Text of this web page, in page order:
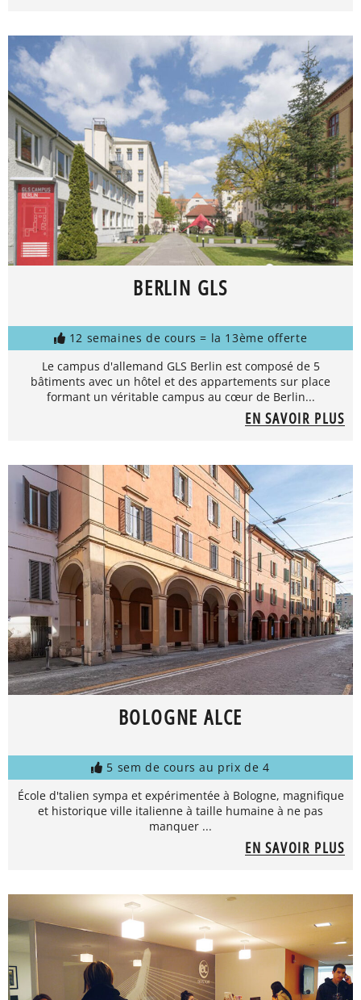
BERLIN GLS
12 semaines de cours = la 13ème offerte
Le campus d'allemand GLS Berlin est composé de 5
bâtiments avec un hôtel et des appartements sur place
formant un véritable campus au cœur de Berlin...
EN SAVOIR PLUS
BOLOGNE ALCE
5 sem de cours au prix de 4
École d'talien sympa et expérimentée à Bologne, magnifique
et historique ville italienne à taille humaine à ne pas
manquer ...
EN SAVOIR PLUS